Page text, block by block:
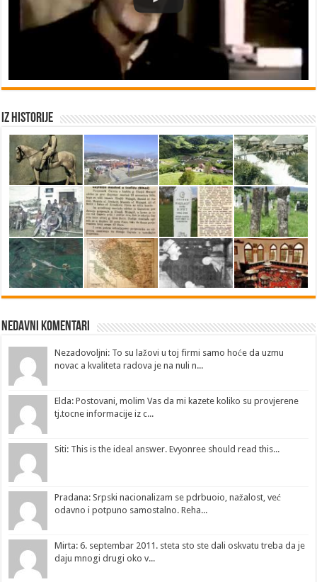
Iz historije
Nedavni Komentari
Nezadovoljni: To su lažovi u toj firmi samo hoće da uzmu
novac a kvaliteta radova je na nuli n...
Elda: Postovani, molim Vas da mi kazete koliko su provjerene
tj.tocne informacije iz c...
Siti: This is the ideal answer. Evyonree should read this...
Pradana: Srpski nacionalizam se pdrbuoio, nažalost, već
odavno i potpuno samostalno. Reha...
Mirta: 6. septembar 2011. steta sto ste dali oskvatu treba da je
daju mnogi drugi oko v...